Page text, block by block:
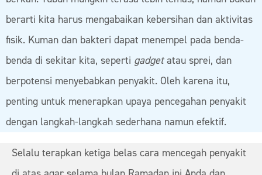
berarti kita harus mengabaikan kebersihan dan aktivitas
fisik. Kuman dan bakteri dapat menempel pada benda-
benda di sekitar kita, seperti gadgetatau sprei, dan
berpotensi menyebabkan penyakit. Oleh karena itu,
penting untuk menerapkan upaya pencegahan penyakit
dengan langkah-langkah sederhana namun efektif.
Selalu terapkan ketiga belas cara mencegah penyakit